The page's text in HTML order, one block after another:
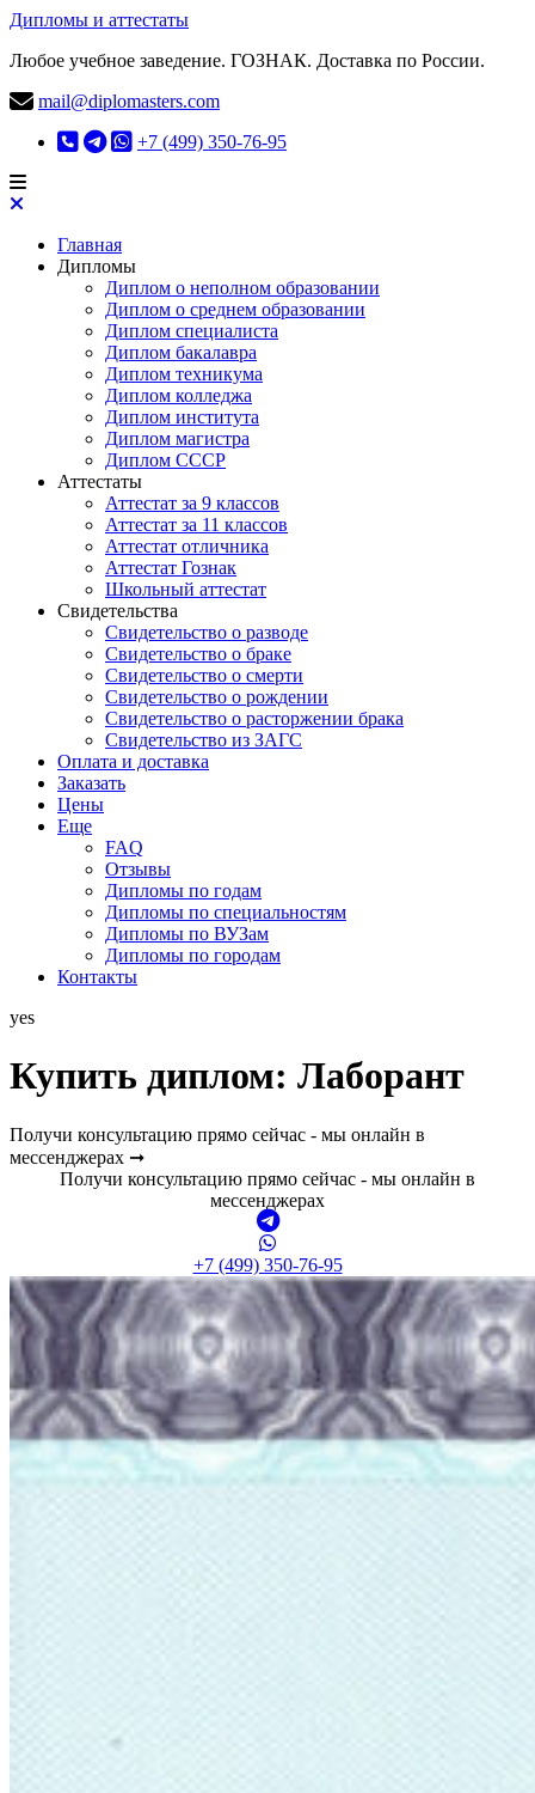
Дипломы и аттестаты
Любое учебное заведение. ГОЗНАК. Доставка по России.
mail@diplomasters.com
+7 (499) 350-76-95
Главная
Дипломы
Диплом о неполном образовании
Диплом о среднем образовании
Диплом специалиста
Диплом бакалавра
Диплом техникума
Диплом колледжа
Диплом института
Диплом магистра
Диплом СССР
Аттестаты
Аттестат за 9 классов
Аттестат за 11 классов
Аттестат отличника
Аттестат Гознак
Школьный аттестат
Свидетельства
Свидетельство о разводе
Свидетельство о браке
Свидетельство о смерти
Свидетельство о рождении
Свидетельство о расторжении брака
Свидетельство из ЗАГС
Оплата и доставка
Заказать
Цены
Еще
FAQ
Отзывы
Дипломы по годам
Дипломы по специальностям
Дипломы по ВУЗам
Дипломы по городам
Контакты
yes
Купить диплом: Лаборант
Получи консультацию прямо сейчас - мы онлайн в
мессенджерах ➞
Получи консультацию прямо сейчас - мы онлайн в
мессенджерах
+7 (499) 350-76-95